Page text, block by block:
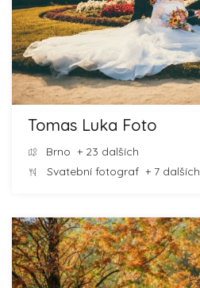
Tomas Luka Foto
Brno + 23 dalších
Svatební fotograf + 7 dalších